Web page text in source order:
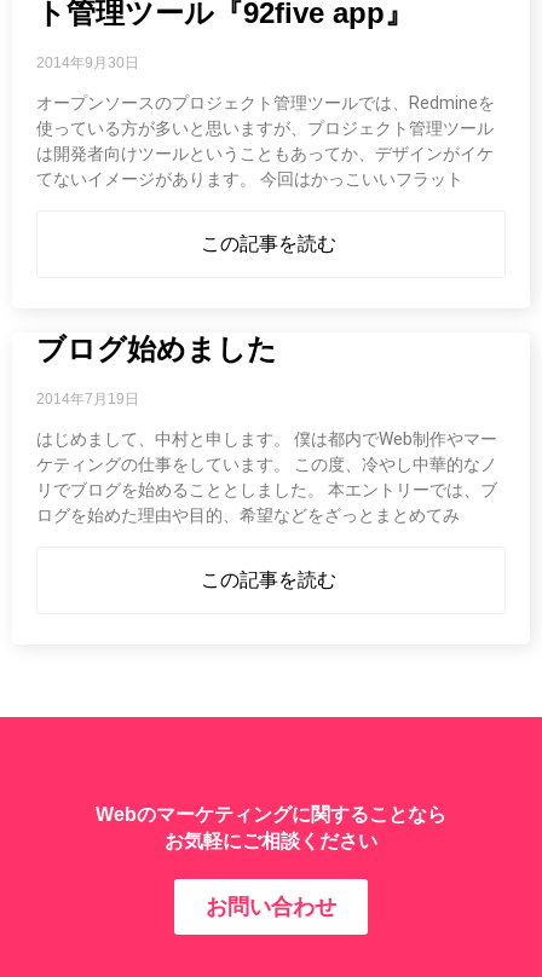
ト管理ツール『92five app』
2014年9月30日
オープンソースのプロジェクト管理ツールでは、Redmineを
使っている方が多いと思いますが、プロジェクト管理ツール
は開発者向けツールということもあってか、デザインがイケ
てないイメージがあります。 今回はかっこいいフラット
この記事を読む
ブログ始めました
2014年7月19日
はじめまして、中村と申します。 僕は都内でWeb制作やマー
ケティングの仕事をしています。 この度、冷やし中華的なノ
リでブログを始めることとしました。 本エントリーでは、ブ
ログを始めた理由や目的、希望などをざっとまとめてみ
この記事を読む
Webのマーケティングに関することなら
お気軽にご相談ください
お問い合わせ